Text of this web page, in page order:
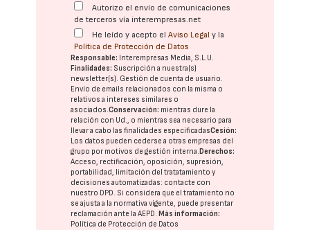
Autorizo el envío de comunicaciones
de terceros vía interempresas.net
He leído y acepto elAviso Legal y la
Política de Protección de Datos
Responsable: Interempresas Media, S.L.U.
Finalidades: Suscripción a nuestra(s)
newsletter(s). Gestión de cuenta de usuario.
Envío de emails relacionados con la misma o
relativos a intereses similares o
asociados.Conservación: mientras dure la
relación con Ud., o mientras sea necesario para
llevar a cabo las finalidades especificadasCesión:
Los datos pueden cederse a otras empresas del
grupo por motivos de gestión interna. Derechos:
Acceso, rectificación, oposición, supresión,
portabilidad, limitación del tratatamiento y
decisiones automatizadas: contacte con
nuestro DPD. Si considera que el tratamiento no
se ajusta a la normativa vigente, puede presentar
reclamación ante laAEPD. Más información:
Política de Protección de Datos